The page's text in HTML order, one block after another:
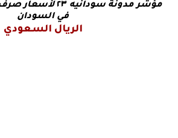
مؤشر مدونة سودانيه ٢٣ لأسعار صرف
في السودان
الريال السعودي